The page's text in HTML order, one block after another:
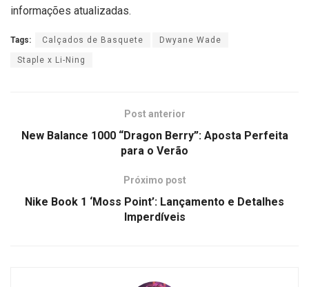
informações atualizadas.
Tags: Calçados de Basquete Dwyane Wade
Staple x Li-Ning
Post anterior
New Balance 1000 “Dragon Berry”: Aposta Perfeita
para o Verão
Próximo post
Nike Book 1 ‘Moss Point’: Lançamento e Detalhes
Imperdíveis